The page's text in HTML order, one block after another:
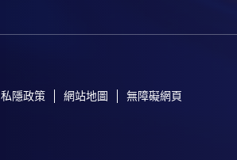
私隱政策 網站地圖 無障礙網頁